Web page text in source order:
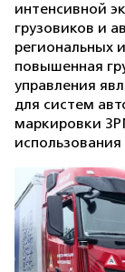
интенсивной
грузовиков и
региональных
повышенная
управления
для систем
маркировки